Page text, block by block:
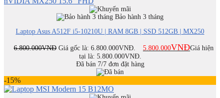
Bảo hành 3 tháng
Laptop Asus A512F i5-10210U | RAM 8GB | SSD 512GB | MX250
6.800.000VNĐ Giá gốc là: 6.800.000VNĐ. 5.800.000VNĐGiá hiện
tại là: 5.800.000VNĐ.
Đã bán 7/7 đơn đặt hàng
-15%